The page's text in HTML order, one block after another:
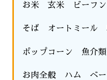
お米 玄米 ビーフ
そば オートミール
ポップコーン 魚介
お肉全般 ハム ベー